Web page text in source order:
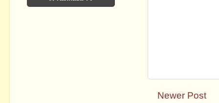
Newer Post